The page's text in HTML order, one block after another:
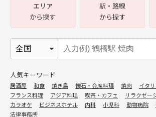
エリア
から探す
駅・路線
から探す
人気キーワード
居酒屋 和食 焼き鳥 懐石・会席料理 焼肉
イタ
フランス料理
アジア料理 喫茶・カフェ リラクゼー
カラオケ
ビジネスホテル 内科 小児科 動物病院
法律事務所